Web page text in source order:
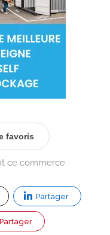
favoris
ce commerce
Partager
Partager